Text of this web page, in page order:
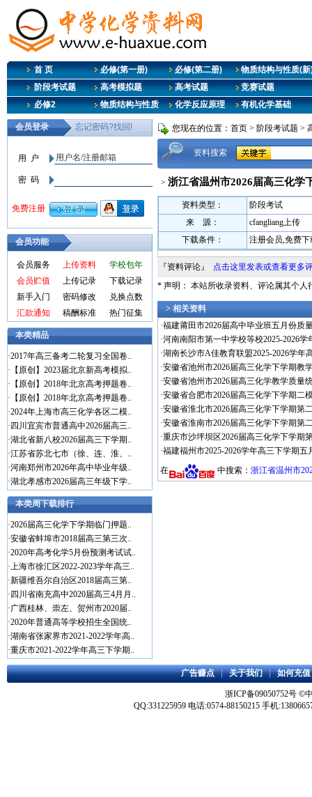
首 页 必修(第一册) 必修(第二册)
物质结构与性质(新
阶段考试题
高考模拟题 高考试题
竞赛试题
必修2
物质结构与性质 化学反应原理 有机化学基础
会员功能
会员服务 上传资料
学校包年
会员贮值
上传记录
下载记录
新手入门
密码修改
兑换点数
汇款通知
稿酬标准 热门征集
本类精品
·2017年高三备考二轮复习全国卷..
· 【原创】2023届北京新高考模拟..
· 【原创】2018年北京高考押题卷..
· 【原创】2018年北京高考押题卷..
·2024年上海市高三化学各区二模..
· 四川宜宾市普通高中2026届高三..
·湖北省新八校2026届高三下学期..
·江苏省苏北七市（徐、连、淮、..
·河南郑州市2026年高中毕业年级..
·湖北孝感市2026届高三年级下学..
本类周下载排行
·2026届高三化学下学期临门押题..
·安徽省蚌埠市2018届高三第三次..
·2020年高考化学5月份预测考试试..
·上海市徐汇区2022-2023学年高三..
·新疆维吾尔自治区2018届高三第..
· 四川省南充高中2020届高三4月月..
·广西桂林、崇左、贺州市2020届..
·2020年普通高等学校招生全国统..
·湖南省张家界市2021-2022学年高..
·重庆市2021-2022学年高三下学期..
您现在的位置： 首页 > 阶段考试题 >
资料搜索
> 浙江省温州市2026届高三化学
资料类型：
阶段考试
来 源：
cfangliang上传
下载条件：
注册会员,免费下
『资料评论』 点击这里发表或查看更多
* 声明： 本站所收录资料、评论属其个人
> 相关资料
·福建莆田市2026届高中毕业班五月份质
·河南南阳市第一中学校等校2025-2026
·湖南长沙市A佳教育联盟2025-2026学年
·安徽省池州市2026届高三化学下学期教
·安徽省池州市2026届高三化学教学质量
·安徽省合肥市2026届高三化学下学期二
·安徽省淮北市2026届高三化学下学期第
·安徽省淮南市2026届高三化学下学期第
·重庆市沙坪坝区2026届高三化学下学期
·福建福州市2025-2026学年高三下学期
在
中搜索： 浙江省温州市
广告赚点|关于我们|如何充值
浙ICP备09050752号 ©
QQ:331225959 电话:0574-88150215 手机